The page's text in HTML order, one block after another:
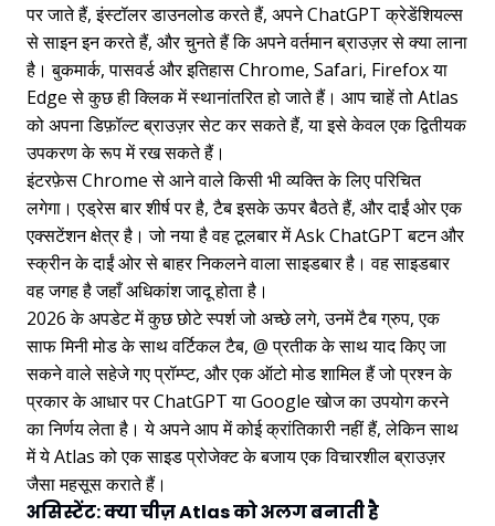
पर जाते हैं, इंस्टॉलर डाउनलोड करते हैं, अपने ChatGPT क्रेडेंशियल्स
से साइन इन करते हैं, और चुनते हैं कि अपने वर्तमान ब्राउज़र से क्या लाना
है। बुकमार्क, पासवर्ड और इतिहास Chrome, Safari, Firefox या
Edge से कुछ ही क्लिक में स्थानांतरित हो जाते हैं। आप चाहें तो Atlas
को अपना डिफ़ॉल्ट ब्राउज़र सेट कर सकते हैं, या इसे केवल एक द्वितीयक
उपकरण के रूप में रख सकते हैं।
इंटरफ़ेस Chrome से आने वाले किसी भी व्यक्ति के लिए परिचित
लगेगा। एड्रेस बार शीर्ष पर है, टैब इसके ऊपर बैठते हैं, और दाईं ओर एक
एक्सटेंशन क्षेत्र है। जो नया है वह टूलबार में Ask ChatGPT बटन और
स्क्रीन के दाईं ओर से बाहर निकलने वाला साइडबार है। वह साइडबार
वह जगह है जहाँ अधिकांश जादू होता है।
2026 के अपडेट में कुछ छोटे स्पर्श जो अच्छे लगे, उनमें टैब ग्रुप, एक
साफ मिनी मोड के साथ वर्टिकल टैब, @ प्रतीक के साथ याद किए जा
सकने वाले सहेजे गए प्रॉम्प्ट, और एक ऑटो मोड शामिल हैं जो प्रश्न के
प्रकार के आधार पर ChatGPT या Google खोज का उपयोग करने
का निर्णय लेता है। ये अपने आप में कोई क्रांतिकारी नहीं हैं, लेकिन साथ
में ये Atlas को एक साइड प्रोजेक्ट के बजाय एक विचारशील ब्राउज़र
जैसा महसूस कराते हैं।
असिस्टेंट: क्या चीज़ Atlas को अलग बनाती है